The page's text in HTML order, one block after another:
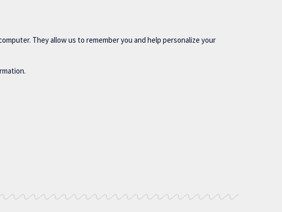
They allow us to remember you and help personalize your